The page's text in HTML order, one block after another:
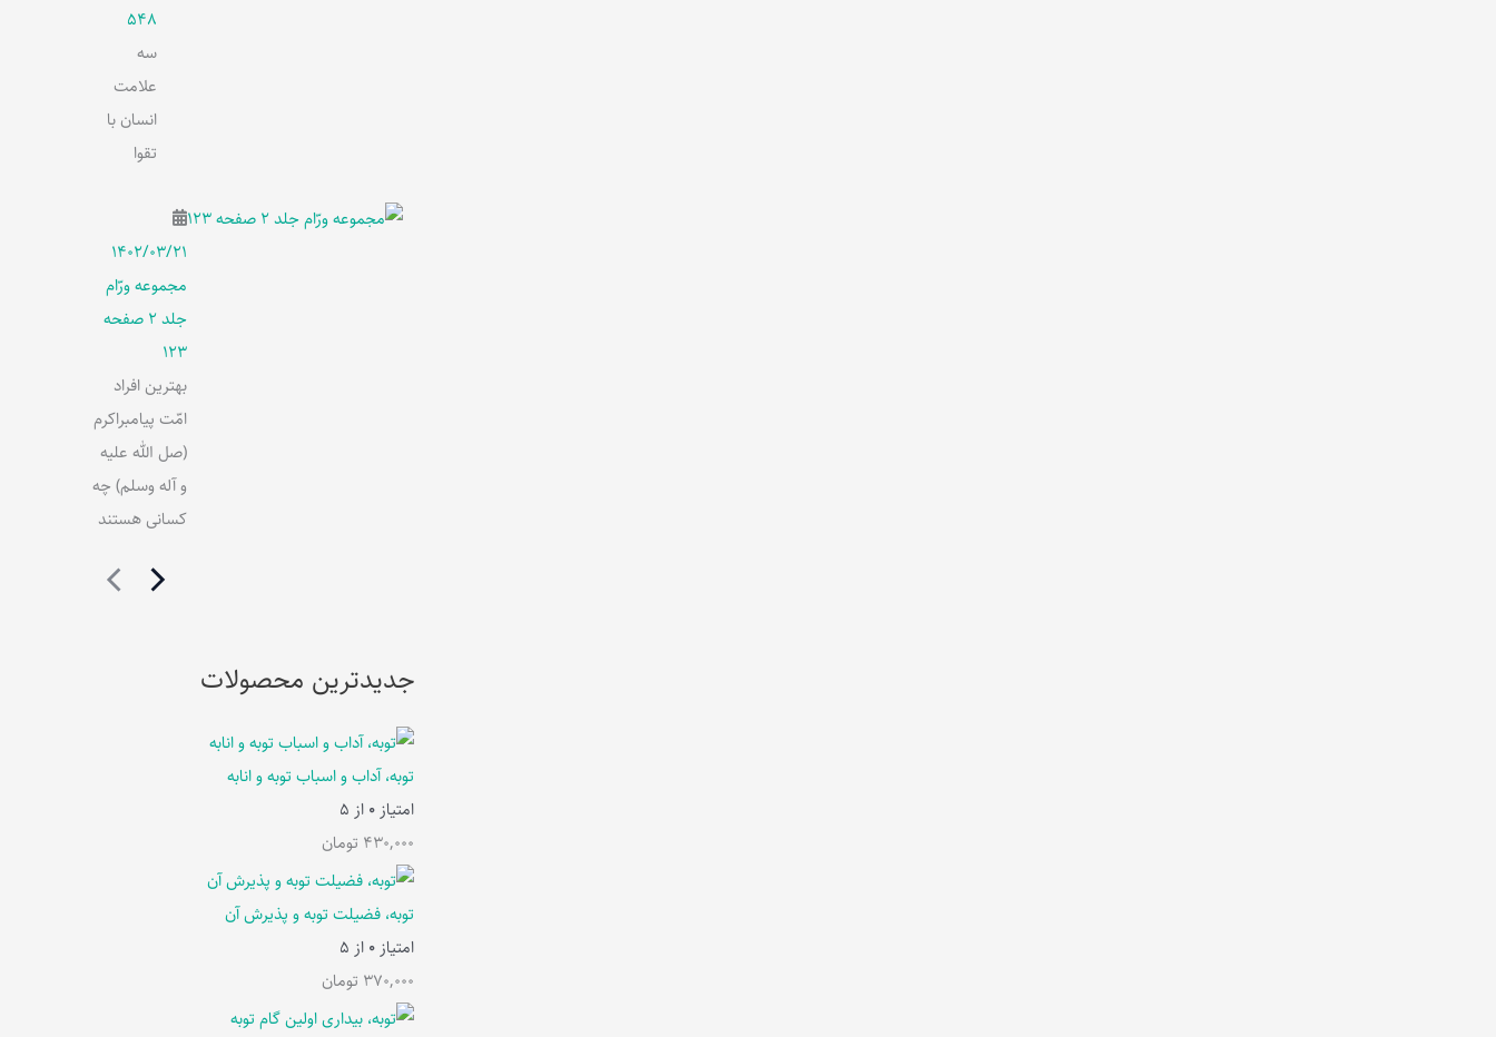
548
سه
علامت
انسان با
تقوا
۱۴۰۲/۰۳/۲۱
مجموعه ورّام
جلد 2 صفحه
123
بهترین افراد
امّت پیامبراکرم
(صل الله علیه
و آله وسلم) چه
کسانی هستند
جدیدترین محصولات
توبه، آداب و اسباب توبه و انابه
امتیاز 0 از 5
430,000 تومان
توبه، فضیلت توبه و پذیرش آن
امتیاز 0 از 5
370,000 تومان